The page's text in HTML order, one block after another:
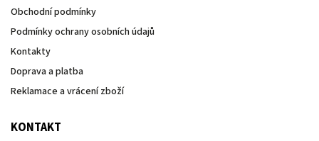
Obchodní podmínky
Podmínky ochrany osobních údajů
Kontakty
Doprava a platba
Reklamace a vrácení zboží
KONTAKT